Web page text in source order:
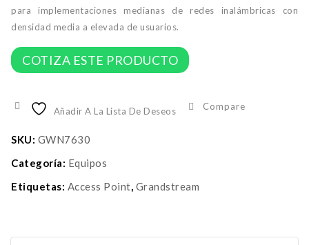
para implementaciones medianas de redes inalámbricas con
densidad media a elevada de usuarios.
COTIZA ESTE PRODUCTO
Añadir A La Lista De Deseos Compare
SKU: GWN7630
Categoría: Equipos
Etiquetas: Access Point, Grandstream